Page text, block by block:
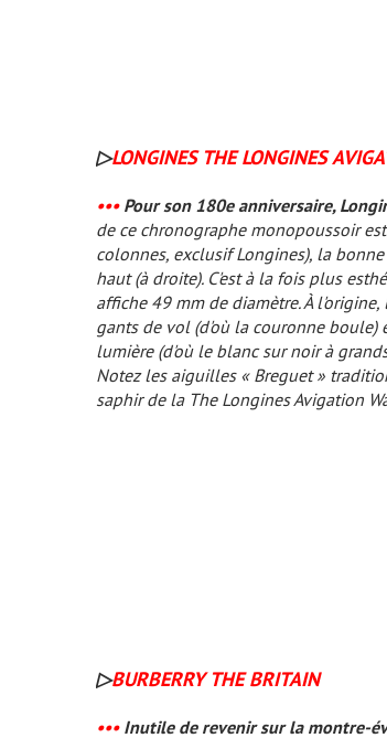
▷LONGINES THE LONGINES
•••Pour son 180e anniversaire,
de ce chronographe monopoussoir
colonnes, exclusif Longines), la
haut (à droite). C'est à la fois plus
affiche 49 mm de diamètre. À
gants de vol (d'où la couronne
lumière (d'où le blanc sur noir à
Notez les aiguilles « Breguet »
saphir de la The Longines Avigation
▷BURBERRY THE BRITAIN
•••Inutile de revenir sur la montre-